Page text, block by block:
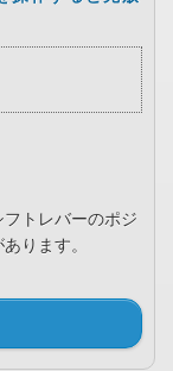
トレバーのポジ
ります。